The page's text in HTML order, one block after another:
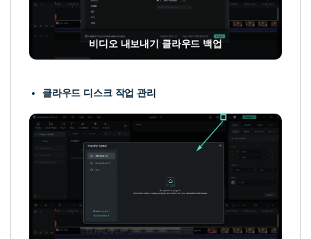
비디오 내보내기 클라우드 백업
클라우드 디스크 작업 관리